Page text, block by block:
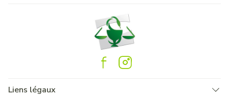
Liens légaux